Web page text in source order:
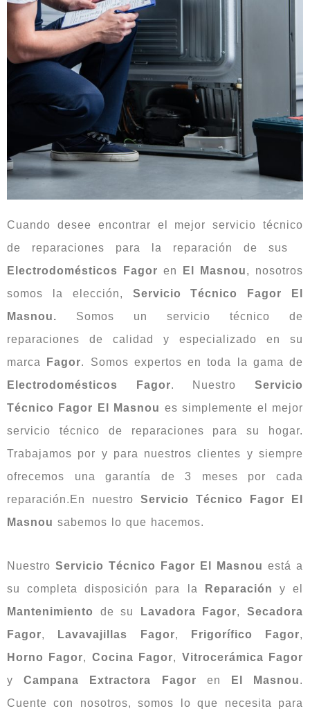
Cuando desee encontrar el mejor servicio técnico
de reparaciones para la reparación de sus
Electrodomésticos Fagor en El Masnou, nosotros
somos la elección, Servicio Técnico Fagor El
Masnou. Somos un servicio técnico de
reparaciones de calidad y especializado en su
marca
Fagor. Somos expertos en toda la gama de
Electrodomésticos Fagor. NuestroServicio
Técnico Fagor El Masnou es simplemente el mejor
servicio técnico de reparaciones para su hogar.
Trabajamos por y para nuestros clientes y siempre
ofrecemos una garantía de 3 meses por cada
reparación.En nuestro Servicio Técnico Fagor El
Masnou sabemos lo que hacemos.
Nuestro Servicio Técnico Fagor El Masnou está a
su completa disposición para la
Reparación
y el
Mantenimiento
de su Lavadora Fagor,Secadora
Fagor, Lavavajillas Fagor, Frigorífico Fagor,
Horno Fagor, Cocina Fagor, Vitrocerámica Fagor
yCampana Extractora Fagor en El Masnou.
Cuente con nosotros, somos lo que necesita para